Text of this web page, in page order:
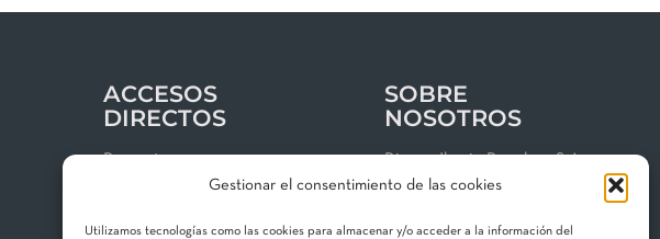
Gestionar el consentimiento de las cookies
Utilizamos tecnologías como las cookies para almacenar y/o acceder a la información del
ACCESOS
DIRECTOS
Proyectos
SOBRE
NOSOTROS
Riegos Iberia Regaber, S.A.
Grupo MAT Holding